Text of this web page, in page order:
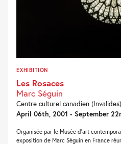
EXHIBITION
Les Rosaces
Marc Séguin
Centre culturel canadien (Invalides)
April 06th, 2001 - September
Organisée par le Musée d'art
exposition de Marc Séguin en France